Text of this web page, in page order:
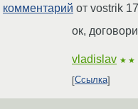
комментарий от vostrik
ок,
vladislav ★★
Ссылка